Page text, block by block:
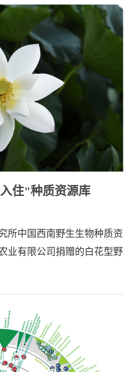
住"种质资源库
所中国西南野生生物种质资
业有限公司捐赠的白花型野